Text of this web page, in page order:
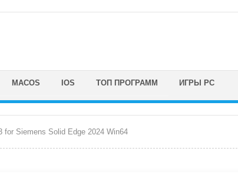
MACOS IOS ТОП ПРОГРАММ ИГРЫ PC
for Siemens Solid Edge 2024 Win64